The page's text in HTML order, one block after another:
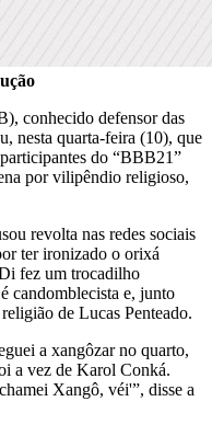
conhecido defensor das
nesta quarta-feira (10), que
do “BBB21”
por vilipêndio religioso,
revolta nas redes sociais
ter ironizado o orixá
fez um trocadilho
candomblecista e, junto
de Lucas Penteado.
a xangôzar no quarto,
a vez de Karol Conká.
Xangô, véi'”, disse a